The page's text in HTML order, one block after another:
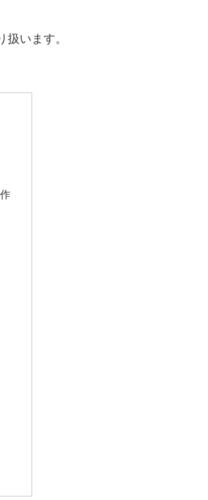
います。